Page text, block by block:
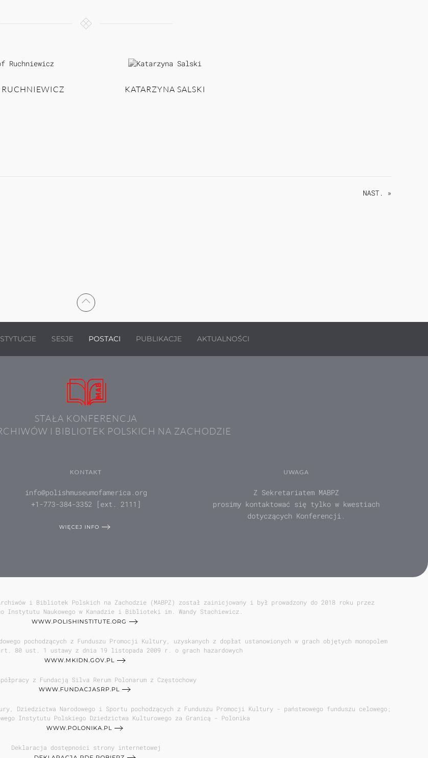
RUCHNIEWICZ KATARZYNA SALSKI
NAST. »
SESJE POSTACI PUBLIKACJE AKTUALNOŚCI
STAŁA KONFERENCJA
I BIBLIOTEK POLSKICH NA ZACHODZIE
KONTAKT
info@polishmuseumofamerica.org
+1-773-384-3352 [ext. 2111]
WIĘCEJ INFO
UWAGA
Z Sekretariatem MABPZ
prosimy kontaktować się tylko w kwestiach
dotyczących Konferencji.
i Bibliotek Polskich na Zachodzie (MABPZ) został zainicjowany i był prowadzony do 2018 roku przez
Instytutu Naukowego w Kanadzie i Biblioteki im. Wandy Stachiewicz.
WWW.POLISHINSTITUTE.ORG
pochodzących z Funduszu Promocji Kultury, uzyskanych z dopłat ustanowionych w grach objętych monopolem
80 ust. 1 ustawy z dnia 19 listopada 2009 r. o grach hazardowych
WWW.MKIDN.GOV.PL
z Fundacją Silva Rerum Polonarum z Częstochowy
WWW.FUNDACJASRP.PL
Narodowego i Sportu pochodzących z Funduszu Promocji Kultury - państwowego funduszu celowego;
Instytutu Polskiego Dziedzictwa Kulturowego za Granicą - Polonika
WWW.POLONIKA.PL
Deklaracja dostępności strony internetowej